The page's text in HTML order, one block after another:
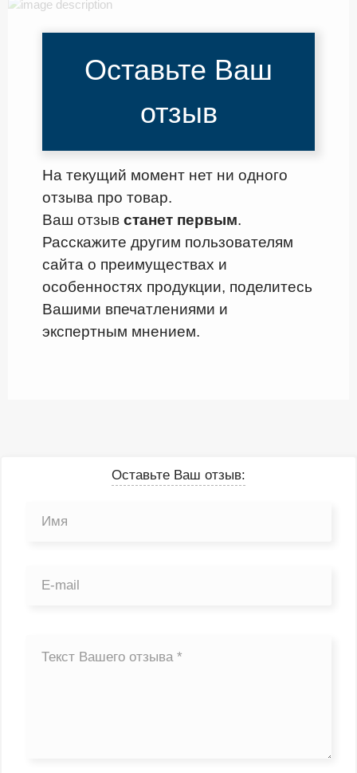
Оставьте Ваш
отзыв
На текущий момент нет ни одного
отзыва про товар.
Ваш отзыв станет первым.
Расскажите другим пользователям
сайта о преимуществах и
особенностях продукции, поделитесь
Вашими впечатлениями и
экспертным мнением.
Оставьте Ваш отзыв: